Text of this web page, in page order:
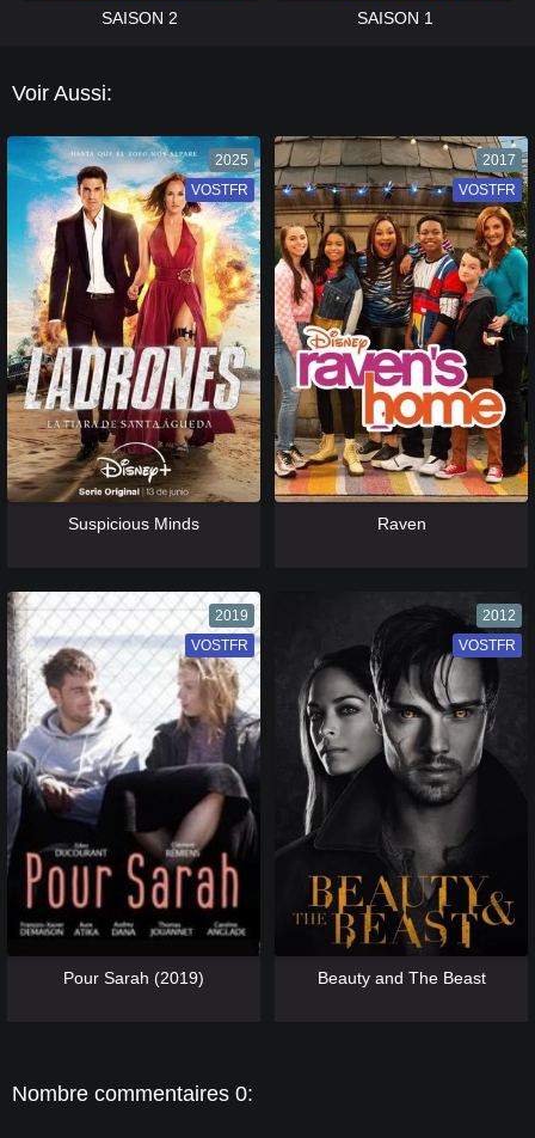
SAISON 2 SAISON 1
Voir Aussi:
2025
VF
VOSTFR
Suspicious Minds
2017
VF
VOSTFR
Raven
2019
VF
VOSTFR
Pour Sarah (2019)
2012
VF
VOSTFR
Beauty and The Beast
Nombre commentaires 0: